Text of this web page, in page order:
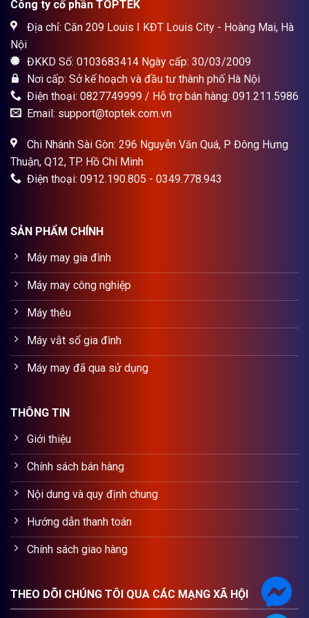
Công ty cổ phần TOPTEK
Địa chỉ: Căn 209 Louis I KĐT Louis City - Hoàng Mai, Hà
Nội
ĐKKD Số: 0103683414 Ngày cấp: 30/03/2009
Nơi cấp: Sở kế hoạch và đầu tư thành phố Hà Nội
Điện thoại: 0827749999 / Hỗ trợ bán hàng: 091.211.5986
Email: support@toptek.com.vn
Chi Nhánh Sài Gòn: 296 Nguyễn Văn Quá, P Đông Hưng
Thuận, Q12, TP. Hồ Chí Minh
Điện thoại: 0912.190.805 - 0349.778.943
SẢN PHẨM CHÍNH
Máy may gia đình
Máy may công nghiệp
Máy thêu
Máy vắt sổ gia đình
Máy may đã qua sử dụng
THÔNG TIN
Giới thiệu
Chính sách bán hàng
Nội dung và quy định chung
Hướng dẫn thanh toán
Chính sách giao hàng
THEO DÕI CHÚNG TÔI QUA CÁC MẠNG XÃ HỘI